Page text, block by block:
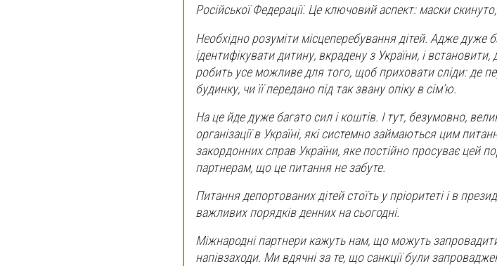
Російської Федерації. Це ключовий аспект: маски
Необхідно розуміти місцеперебування дітей. Адже дуже
ідентифікувати дитину, вкрадену з України, і
робить усе можливе для того, щоб приховати сліди: де
будинку, чи її передано під так звану опіку в сім’ю.
На це йде дуже багато сил і коштів. І тут, безумовно,
організації в Україні, які системно займаються цим
закордонних справ України, яке постійно просуває цей
партнерам, що це питання не забуте.
Питання депортованих дітей стоїть у пріоритеті і в
важливих порядків денних на сьогодні.
Міжнародні партнери кажуть нам, що можуть
напівзаходи. Ми вдячні за те, що санкції були